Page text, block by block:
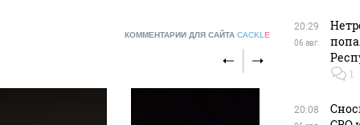
КОММЕНТАРИИ ДЛЯ САЙТА CACKL E
20:29
06 авг.
1
20:08